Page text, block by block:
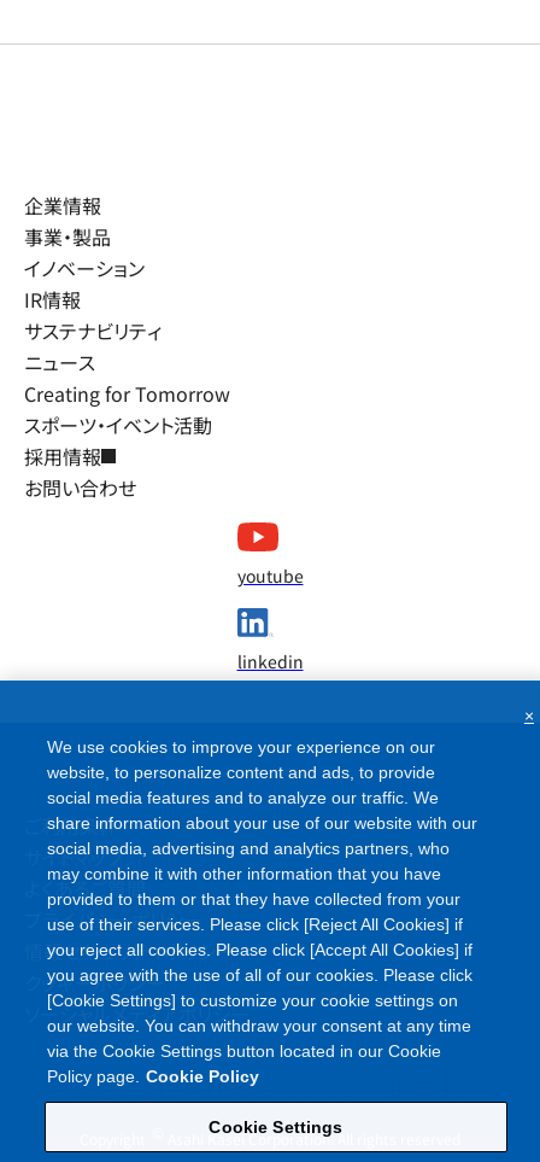
企業情報
事業・製品
イノベーション
IR情報
サステナビリティ
ニュース
Creating for Tomorrow
スポーツ・イベント活動
採用情報
お問い合わせ
youtube
linkedin
ご利用条件
サイトマップ
よくあるご質問
プライバシーポリシー
情報セキュリティポリシー
クッキーポリシー
ソーシャルメディアポリシー
Asahi Kasei Corporation. All rights reserved
We use cookies to improve your experience on our
website, to personalize content and ads, to provide
social media features and to analyze our traffic. We
share information about your use of our website with our
social media, advertising and analytics partners, who
may combine it with other information that you have
provided to them or that they have collected from your
use of their services. Please click [Reject All Cookies] if
you reject all cookies. Please click [Accept All Cookies] if
you agree with the use of all of our cookies. Please click
[Cookie Settings] to customize your cookie settings on
our website. You can withdraw your consent at any time
via the Cookie Settings button located in our Cookie
Policy page. Cookie Policy
Cookie Settings
×